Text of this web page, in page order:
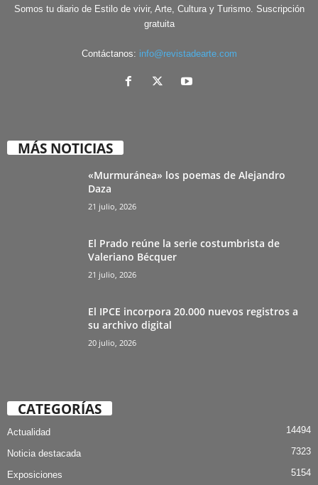
Somos tu diario de Estilo de vivir, Arte, Cultura y Turismo. Suscripción
gratuita
Contáctanos: info@revistadearte.com
MÁS NOTICIAS
«Murmuránea» los poemas de Alejandro
Daza
21 julio, 2026
El Prado reúne la serie costumbrista de
Valeriano Bécquer
21 julio, 2026
El IPCE incorpora 20.000 nuevos registros a
su archivo digital
20 julio, 2026
CATEGORÍAS
Actualidad 14494
Noticia destacada 7323
Exposiciones 5154